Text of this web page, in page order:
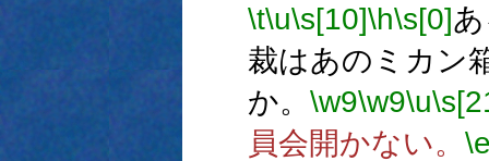
\t\u\s[10]\h\s[0]
裁はあのミカン
か。 \w9\w9\u
員会開かない。